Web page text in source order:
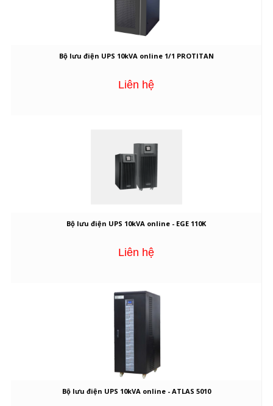
Bộ lưu điện UPS 10kVA online 1/1 PROTITAN
Liên hệ
Bộ lưu điện UPS 10kVA online - EGE 110K
Liên hệ
Bộ lưu điện UPS 10kVA online - ATLAS 5010